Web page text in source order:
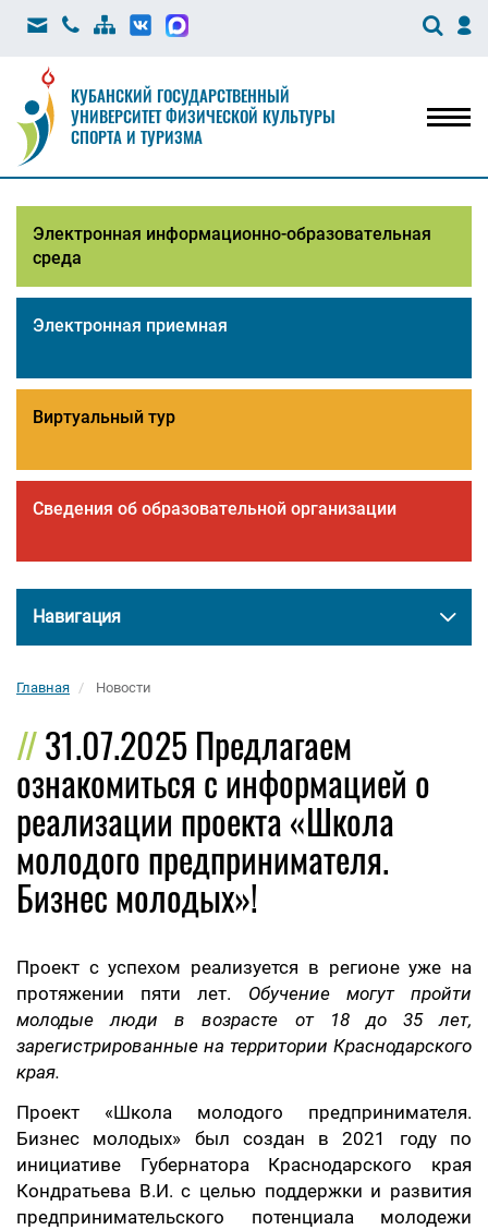
КУБАНСКИЙ ГОСУДАРСТВЕННЫЙ
УНИВЕРСИТЕТ ФИЗИЧЕСКОЙ КУЛЬТУРЫ
СПОРТА И ТУРИЗМА
Электронная информационно-образовательная
среда
Электронная приемная
Виртуальный тур
Сведения об образовательной организации
Навигация
Главная Новости
31.07.2025 Предлагаем
ознакомиться с информацией о
реализации проекта «Школа
молодого предпринимателя.
Бизнес молодых»!
Проект с успехом реализуется в регионе уже на
протяжении пяти лет. Обучение могут пройти
молодые люди в возрасте от 18 до 35 лет,
зарегистрированные на территории Краснодарского
края.
Проект «Школа молодого предпринимателя.
Бизнес молодых» был создан в 2021 году по
инициативе Губернатора Краснодарского края
Кондратьева В.И. с целью поддержки и развития
предпринимательского потенциала молодежи